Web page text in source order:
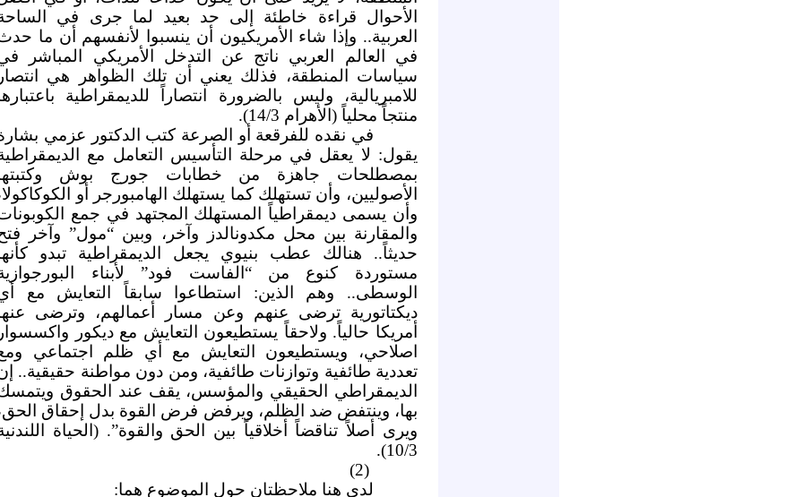
الأحوال قراءة خاطئة إلى حد بعيد لما جرى في
العربية.. وإذا شاء الأمريكيون أن ينسبوا لأنفسهم أن ما
في العالم العربي ناتج عن التدخل الأمريكي المباشر
سياسات المنطقة، فذلك يعني أن تلك الظواهر هي
للامبريالية، وليس بالضرورة انتصاراً للديمقراطية
منتجاً محلياً (الأهرام 14/3).
في نقده للفرقعة أو الصرعة كتب الدكتور عزمي
يقول: لا يعقل في مرحلة التأسيس التعامل مع
بمصطلحات جاهزة من خطابات جورج بوش
الأصوليين، وأن تستهلك كما يستهلك الهامبورجر أو
وأن يسمى ديمقراطياً المستهلك المجتهد في جمع
والمقارنة بين محل مكدونالدز وآخر، وبين “مول” وآخر
حديثاً.. هنالك عطب بنيوي يجعل الديمقراطية تبدو
مستوردة كنوع من “الفاست فود” لأبناء
الوسطى.. وهم الذين: استطاعوا سابقاً التعايش مع
ديكتاتورية ترضى عنهم وعن مسار أعمالهم، وترضى
أمريكا حالياً. ولاحقاً يستطيعون التعايش مع ديكور
اصلاحي، ويستطيعون التعايش مع أي ظلم اجتماعي
تعددية طائفية وتوازنات طائفية، ومن دون مواطنة حقيقية..
الديمقراطي الحقيقي والمؤسس، يقف عند الحقوق
بها، وينتفض ضد الظلم، ويرفض فرض القوة بدل إحقاق
ويرى أصلاً تناقضاً أخلاقياً بين الحق والقوة”. (الحياة
10/3).
(2)
لدي هنا ملاحظتان حول الموضوع هما: